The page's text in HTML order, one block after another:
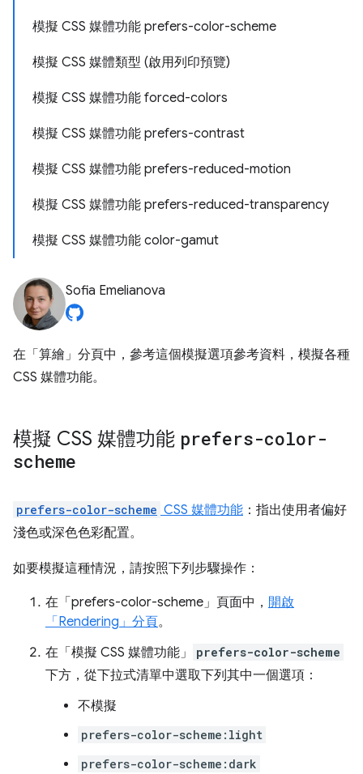
模擬 CSS 媒體功能 prefers-color-scheme
模擬 CSS 媒體類型 (啟用列印預覽)
模擬 CSS 媒體功能 forced-colors
模擬 CSS 媒體功能 prefers-contrast
模擬 CSS 媒體功能 prefers-reduced-motion
模擬 CSS 媒體功能 prefers-reduced-transparency
模擬 CSS 媒體功能 color-gamut
Sofia Emelianova
在「算繪」 分頁中，參考這個模擬選項參考資料，模擬各種
CSS 媒體功能。
模擬 CSS 媒體功能 prefers-color-
scheme
prefers-color-scheme CSS 媒體功能 ：指出使用者偏好
淺色或深色色彩配置。
如要模擬這種情況，請按照下列步驟操作：
在「prefers-color-scheme」 頁面中， 開啟
「Rendering」 分頁。
在「模擬 CSS 媒體功能」
prefers-color-scheme
下方，從下拉式清單中選取下列其中一個選項：
不模擬
prefers-color-scheme:light
prefers-color-scheme:dark